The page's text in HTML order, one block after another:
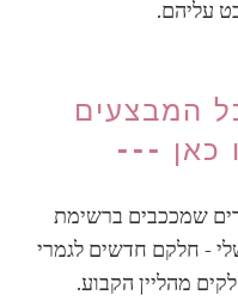
עליהם.
המבצעים
כאן ---
שמככבים ברשימת
- חלקם חדשים לגמרי
מהליין הקבוע.